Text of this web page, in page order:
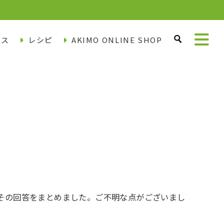
レシピ AKIMO ONLINE SHOP
回答をまとめました。ご不明な点がございまし